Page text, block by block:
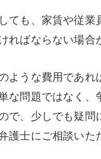
ても、家賃や従業
ればならない場合
ような費用であれ
な問題ではなく、
で、少しでも疑問
護士にご相談いた